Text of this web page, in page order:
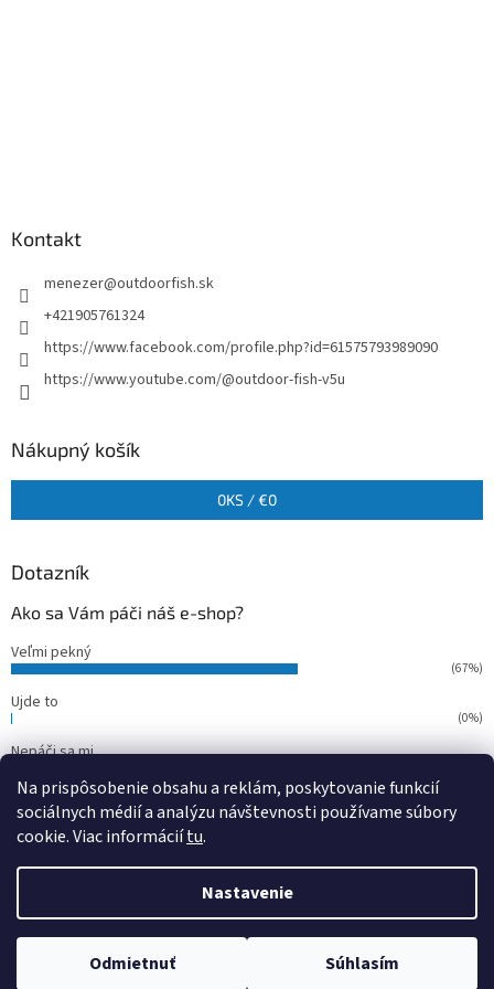
Na prispôsobenie obsahu a reklám, poskytovanie funkcií
sociálnych médií a analýzu návštevnosti používame súbory
cookie. Viac informáciítu.
Nastavenie
Odmietnuť Súhlasím
Kontakt
menezer@outdoorfish.sk
+421905761324
https://www.facebook.com/profile.php?id=61575793989090
https://www.youtube.com/@outdoor-fish-v5u
Nákupný košík
0KS /€0
Dotazník
Ako sa Vám páči náš e-shop?
Veľmi pekný
(67%)
Ujde to
(0%)
Nepáči sa mi
Počet hlasov: 15
Copyright 2026outdoorfish. Všetky práva vyhradené.Upraviť